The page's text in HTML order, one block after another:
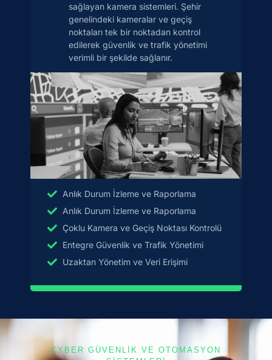
sağlayan kamera sistemleri. Şehir
genelindeki kameralar ve geçiş
noktaları tek bir noktadan kontrol
edilerek güvenlik ve trafik yönetimi
verimli bir şekilde sağlanır.
Anlık Durum İzleme ve Raporlama
Anlık Durum İzleme ve Raporlama
Çoklu Kamera ve Geçiş Noktası Kontrolü
Entegre Güvenlik ve Trafik Yönetimi
Uzaktan Yönetim ve Veri Erişimi
CYBER GÜVENLİK VE OTOMASYON